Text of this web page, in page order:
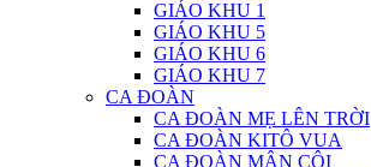
GIÁO KHU 1
GIÁO KHU 5
GIÁO KHU 6
GIÁO KHU 7
CA ĐOÀN
CA ĐOÀN MẸ LÊN TRỜI
CA ĐOÀN KITÔ VUA
CA ĐOÀN MÂN CÔI